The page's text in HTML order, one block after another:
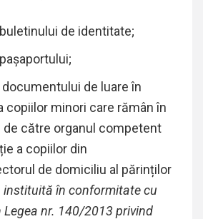
de identitate;
de luare în
copiilor minori care rămân în
de către organul competent
a copiilor din
de domiciliu al părinților
instituită în conformitate cu
Legea nr. 140/2013 privind